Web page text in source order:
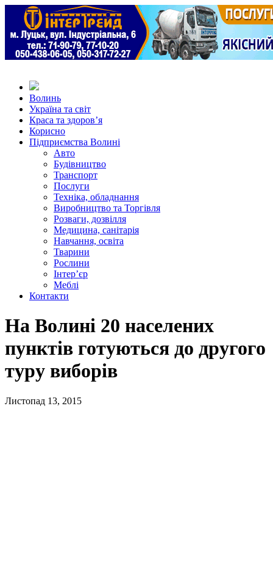
Волинь
Україна та світ
Краса та здоров’я
Корисно
Підприємства Волині
Авто
Будівництво
Транспорт
Послуги
Техніка, обладнання
Виробництво та Торгівля
Розваги, дозвілля
Медицина, санітарія
Навчання, освіта
Тварини
Рослини
Інтер’єр
Меблі
Контакти
На Волині 20 населених
пунктів готуються до другого
туру виборів
Листопад 13, 2015